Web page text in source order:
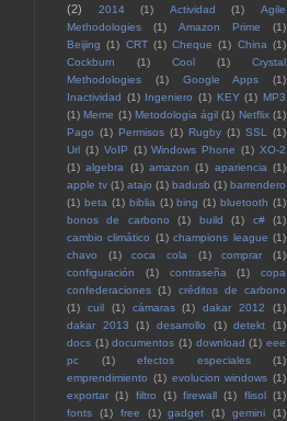
(2)
2014 (1) Actividad (1)
Agile
Methodologies
(1) Amazon Prime
(1)
Beijing (1) CRT (1) Cheque (1) China (1)
Cockburn
(1) Cool (1)
Crystal
Methodologies
(1) Google Apps
(1)
Inactividad
(1) Ingeniero (1) KEY (1) MP3
(1) Meme (1) Metodologia ágil (1) Netflix (1)
Pago (1) Permisos (1) Rugby (1) SSL (1)
Url
(1) VoIP (1) Windows Phone (1) XO-2
(1) algebra (1) amazon (1) apariencia (1)
apple tv (1) atajo (1) badusb (1) barrendero
(1) beta (1) biblia (1) bing (1) bluetooth (1)
bonos de carbono
(1) build (1) c#
(1)
cambio climático (1) champions league (1)
chavo
(1) coca cola (1) comprar
(1)
configuración
(1) contraseña (1)
copa
confederaciones (1)
créditos de carbono
(1)
cuil (1) cámaras (1) dakar 2012
(1)
dakar 2013
(1) desarrollo (1) detekt
(1)
docs (1) documentos (1) download (1) eee
pc
(1) efectos especiales
(1)
emprendimiento (1) evolucion windows (1)
exportar (1) filtro (1) firewall (1) flisol
(1)
fonts
(1) free (1) gadget (1) gemini
(1)